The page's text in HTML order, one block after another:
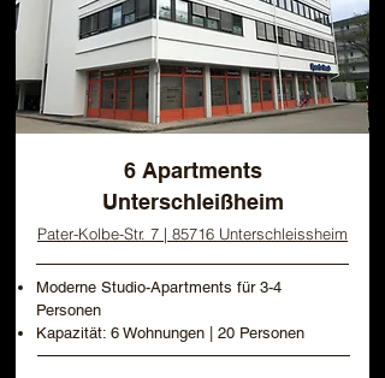
6 Apartments
Unterschleißheim
Pater-Kolbe-Str. 7 | 85716 Unterschleissheim
Moderne Studio-Apartments für 3-4
Personen
Kapazität: 6 Wohnungen | 20 Personen